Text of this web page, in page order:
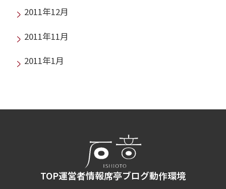
2011年12月
2011年11月
2011年1月
TOP運営者情報席亭ブログ動作環境